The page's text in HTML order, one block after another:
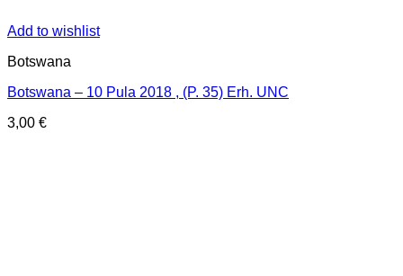
Add to wishlist
Botswana
Botswana – 10 Pula 2018 , (P. 35) Erh. UNC
3,00 €